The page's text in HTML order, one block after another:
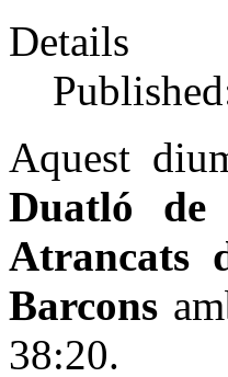
Details
Aquest
Duatló
Atrancats
Barcons
38:20.